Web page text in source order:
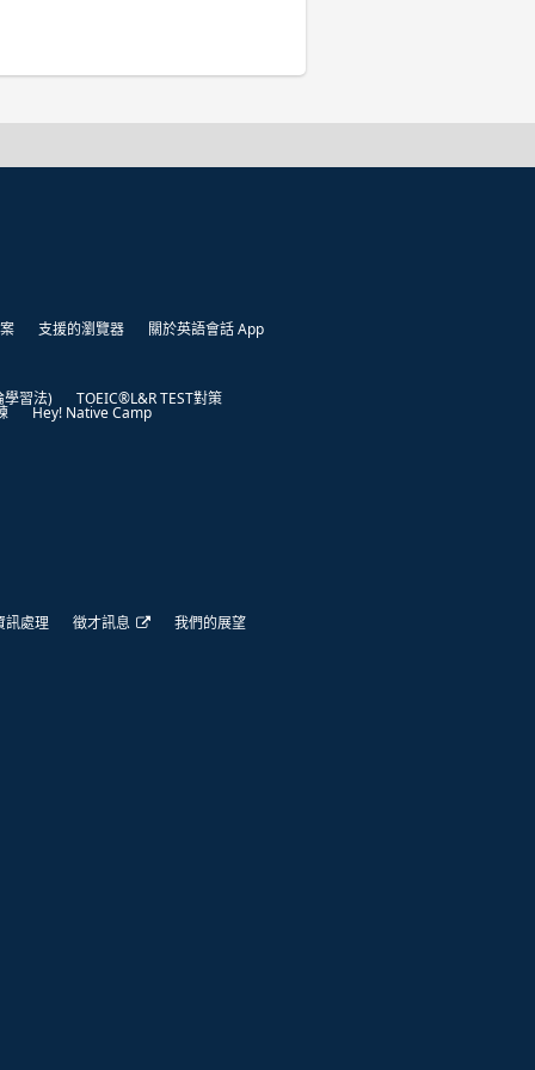
支援的瀏覽器 關於英語會話 App
習法) TOEIC®L&R TEST對策
Hey! Native Camp
訊處理 徵才訊息 我們的展望